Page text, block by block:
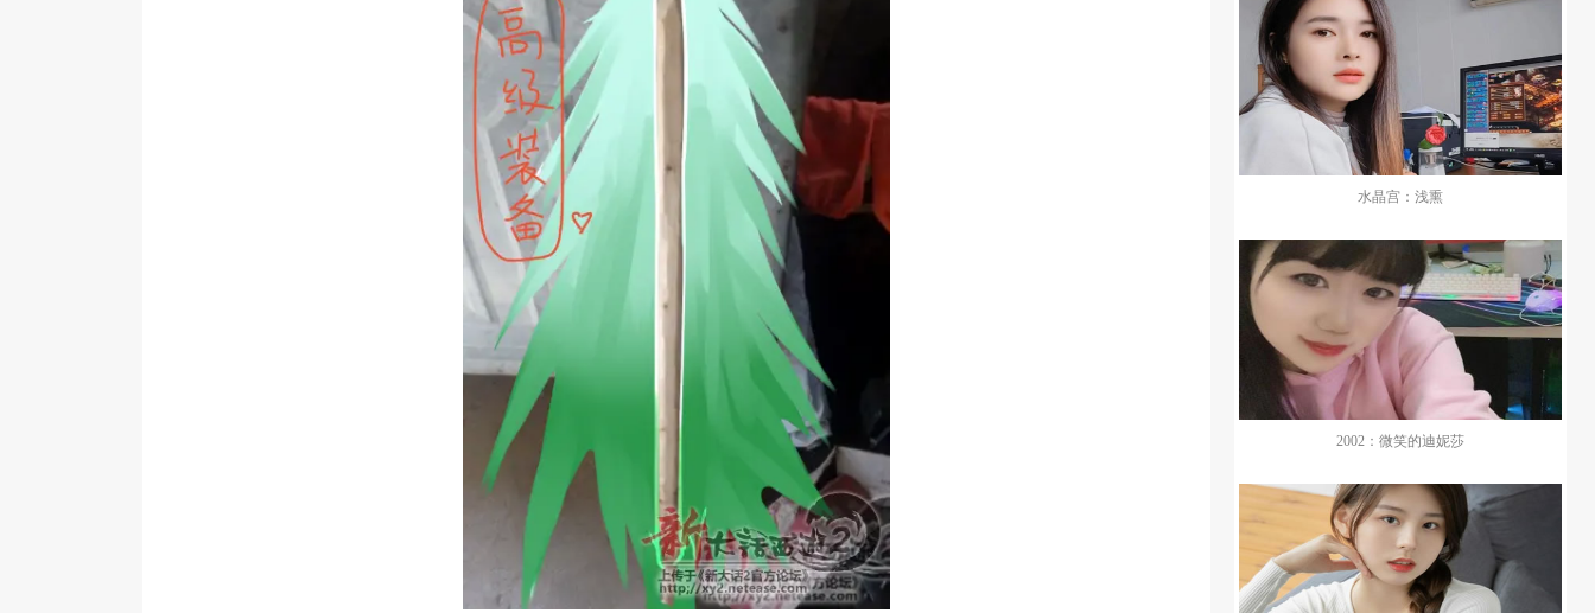
水晶宫：浅熏
2002：微笑的迪妮莎